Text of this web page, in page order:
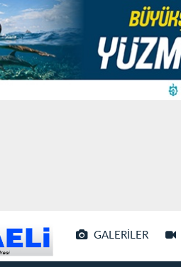
GALERILER